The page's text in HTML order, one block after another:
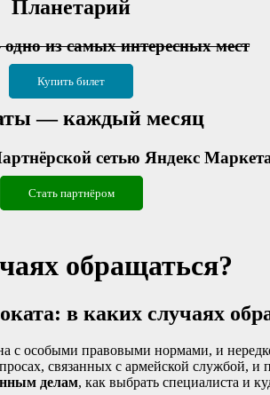
Планетарий
из самых интересных мест
Купить билет
— каждый месяц
сетью Яндекс
Стать партнёром
обращаться?
в каких случаях
с особыми правовыми нормами, и
связанных с армейской службой,
делам, как выбрать специалиста и